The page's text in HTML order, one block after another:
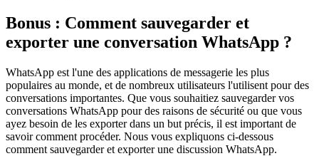
Bonus : Comment sauvegarder et
exporter une conversation WhatsApp ?
WhatsApp est l'une des applications de messagerie les plus
populaires au monde, et de nombreux utilisateurs l'utilisent pour des
conversations importantes. Que vous souhaitiez sauvegarder vos
conversations WhatsApp pour des raisons de sécurité ou que vous
ayez besoin de les exporter dans un but précis, il est important de
savoir comment procéder. Nous vous expliquons ci-dessous
comment sauvegarder et exporter une discussion WhatsApp.